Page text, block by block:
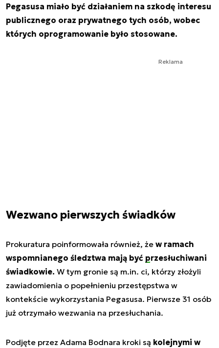
Pegasusa miało być działaniem na szkodę interesu
publicznego oraz prywatnego tych osób, wobec
których oprogramowanie było stosowane.
Reklama
Wezwano pierwszych świadków
Prokuratura poinformowała również, że w ramach
wspomnianego śledztwa mają być przesłuchiwani
świadkowie. W tym gronie są m.in. ci, którzy złożyli
zawiadomienia o popełnieniu przestępstwa w
kontekście wykorzystania Pegasusa. Pierwsze 31 osób
już otrzymało wezwania na przesłuchania.
Podjęte przez Adama Bodnara kroki są kolejnymi w